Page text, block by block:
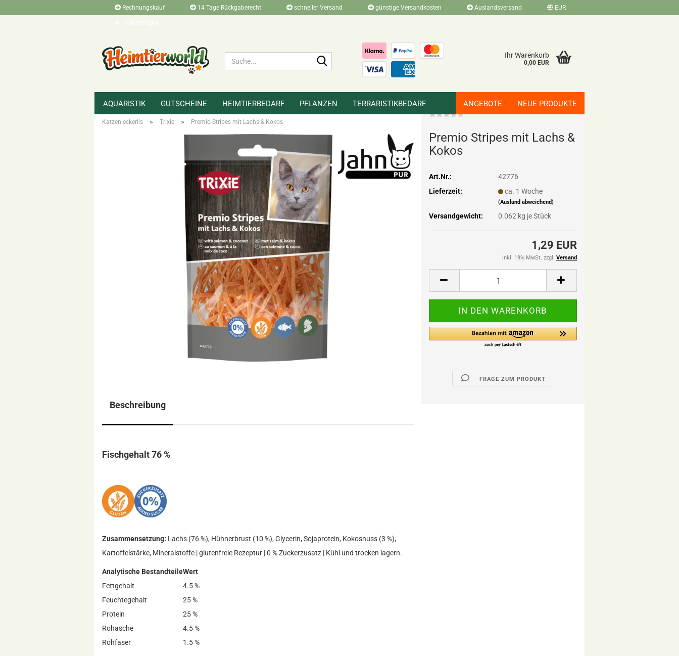
Rechnungskauf 14 Tage Rückgaberecht schneller Versand günstige Versandkosten Auslandsversand EUR
Ihr Warenkorb
0,00 EUR
AQUARISTIK GUTSCHEINE HEIMTIERBEDARF PFLANZEN TERRARISTIKBEDARF ANGEBOTE NEUE PRODUKTE
Katzenleckerlis » Trixie » Premio Stripes mit Lachs & Kokos
Pre­mio Stripes mit Lachs &
Kokos
Art.Nr.:
42776
Lieferzeit:
ca. 1 Woche
(Ausland abweichend)
Versandgewicht: 0.062 kg je Stück
1,29 EUR
inkl. 19% MwSt. zzgl. Versand
FRAGE ZUM PRODUKT
Beschreibung
Fischgehalt 76 %
Zusammensetzung: Lachs (76 %), Hühnerbrust (10 %), Glycerin, Sojaprotein, Kokosnuss (3 %),
Kartoffelstärke, Mineralstoffe | glutenfreie Rezeptur | 0 % Zuckerzusatz | Kühl und trocken lagern.
Analytische BestandteileWert
Fettgehalt
4.5 %
Feuchtegehalt
25 %
Protein
25 %
Rohasche
4.5 %
Rohfaser
1.5 %